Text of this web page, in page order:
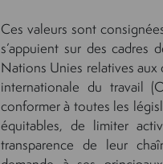
Ces valeurs sont
s’appuient sur des cadres
Nations Unies relatives aux
internationale du travail
conformer à toutes les
équitables, de limiter
transparence de leur